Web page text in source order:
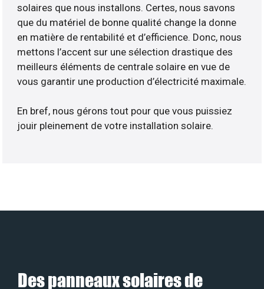
solaires que nous installons. Certes, nous savons
que du matériel de bonne qualité change la donne
en matière de rentabilité et d’efficience. Donc, nous
mettons l’accent sur une sélection drastique des
meilleurs éléments de centrale solaire en vue de
vous garantir une production d’électricité maximale.
En bref, nous gérons tout pour que vous puissiez
jouir pleinement de votre installation solaire.
Des panneaux solaires de